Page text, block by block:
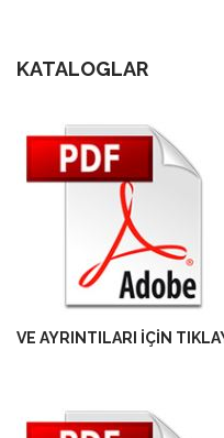
KATALOGLAR
VE AYRINTILARI İÇİN